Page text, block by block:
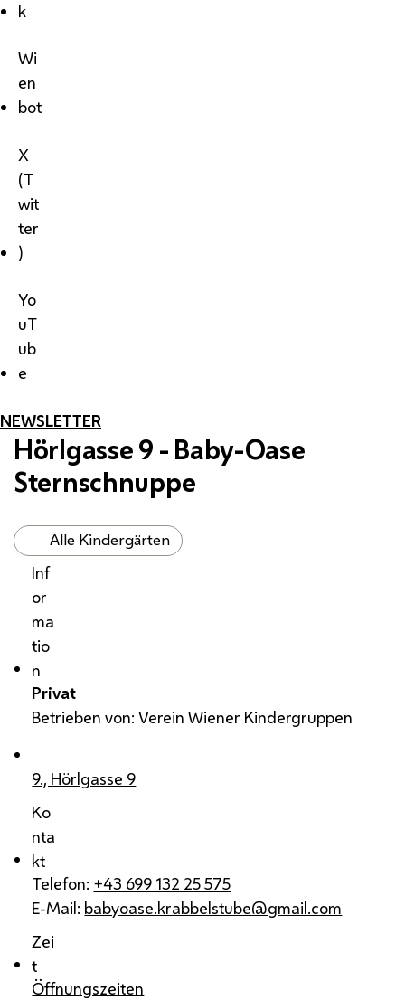
k
Wi
en
bot
X
(T
wit
ter
)
Yo
uT
ub
e
NEWSLETTER
Hörlgasse 9 - Baby-Oase
Sternschnuppe
Alle Kindergärten
Inf
or
ma
tio
n
Privat
Betrieben von: Verein Wiener Kindergruppen
9., Hörlgasse 9
Ko
nta
kt
Telefon: +43 699 132 25 575
E-Mail: babyoase.krabbelstube@gmail.com
Zei
t
Öffnungszeiten